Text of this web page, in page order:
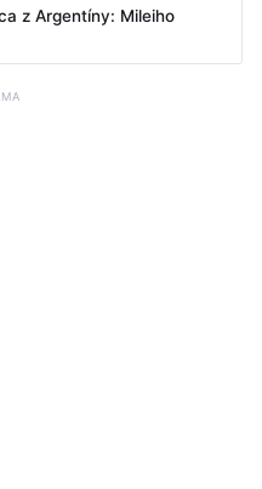
z Argentíny: Mileiho